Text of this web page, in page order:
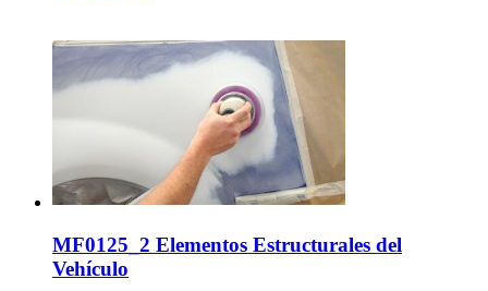
MF0125_2 Elementos Estructurales del
Vehículo